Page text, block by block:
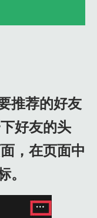
推荐的好友
好友的头
，在页面中
。